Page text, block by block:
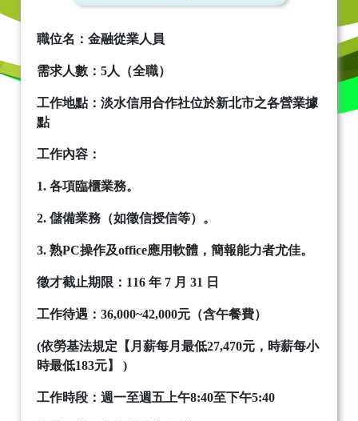
職位名 ： 金融從業人員
需求人數： 5人（全職）
工作地點： 淡水信用合作社位於新北市之各營業據
點
工作內容：
1. 各項臨櫃業務。
2. 儲備業務（如徵信授信等）。
3. 熟PC操作及office應用軟體，簡報能力者尤佳。
徵才截止期限： 116 年 7 月 31 日
工作待遇： 36,000~42,000元（含午餐費）
(依勞基法規定【月薪每月最低27,470元，時薪每小
時最低183元】 )
工作時段： 週一至週五上午8:40至下午5:40